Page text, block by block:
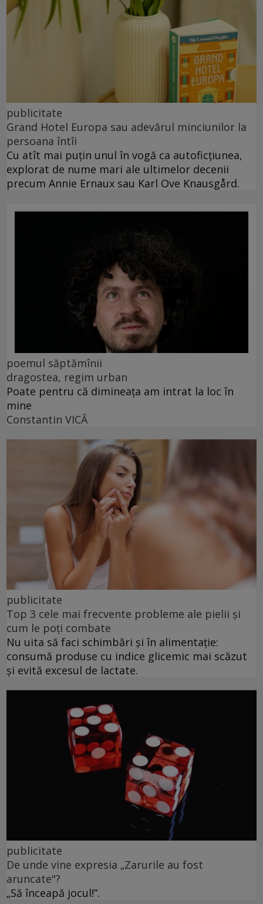
publicitate
Grand Hotel Europa sau adevărul minciunilor la
persoana întîi
Cu atît mai puțin unul în vogă ca autoficțiunea,
explorat de nume mari ale ultimelor decenii
precum Annie Ernaux sau Karl Ove Knausgård.
poemul săptămînii
dragostea, regim urban
Poate pentru că dimineața am intrat la loc în
mine
Constantin VICĂ
publicitate
Top 3 cele mai frecvente probleme ale pielii și
cum le poți combate
Nu uita să faci schimbări și în alimentație:
consumă produse cu indice glicemic mai scăzut
și evită excesul de lactate.
publicitate
De unde vine expresia „Zarurile au fost
aruncate"?
„Să înceapă jocul!”.